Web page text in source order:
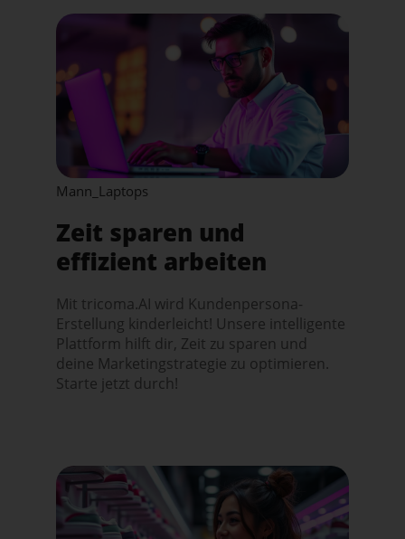
Zeit sparen und
effizient arbeiten
Mit tricoma.AI wird Kundenpersona-
Erstellung kinderleicht! Unsere intelligente
Plattform hilft dir, Zeit zu sparen und
deine Marketingstrategie zu optimieren.
Starte jetzt durch!
Mann_Laptops